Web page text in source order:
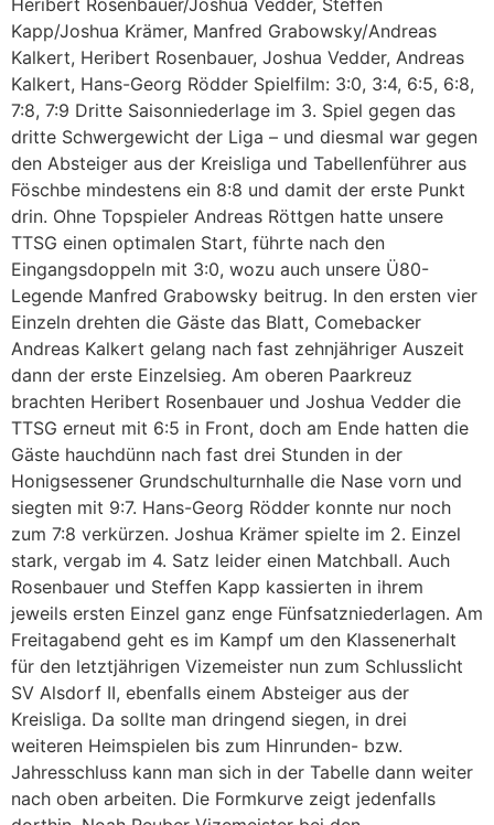
Heribert Rosenbauer/Joshua Vedder, Steffen
Kapp/Joshua Krämer, Manfred Grabowsky/Andreas
Kalkert, Heribert Rosenbauer, Joshua Vedder, Andreas
Kalkert, Hans-Georg Rödder Spielfilm: 3:0, 3:4, 6:5, 6:8,
7:8, 7:9 Dritte Saisonniederlage im 3. Spiel gegen das
dritte Schwergewicht der Liga – und diesmal war gegen
den Absteiger aus der Kreisliga und Tabellenführer aus
Föschbe mindestens ein 8:8 und damit der erste Punkt
drin. Ohne Topspieler Andreas Röttgen hatte unsere
TTSG einen optimalen Start, führte nach den
Eingangsdoppeln mit 3:0, wozu auch unsere Ü80-
Legende Manfred Grabowsky beitrug. In den ersten vier
Einzeln drehten die Gäste das Blatt, Comebacker
Andreas Kalkert gelang nach fast zehnjähriger Auszeit
dann der erste Einzelsieg. Am oberen Paarkreuz
brachten Heribert Rosenbauer und Joshua Vedder die
TTSG erneut mit 6:5 in Front, doch am Ende hatten die
Gäste hauchdünn nach fast drei Stunden in der
Honigsessener Grundschulturnhalle die Nase vorn und
siegten mit 9:7. Hans-Georg Rödder konnte nur noch
zum 7:8 verkürzen. Joshua Krämer spielte im 2. Einzel
stark, vergab im 4. Satz leider einen Matchball. Auch
Rosenbauer und Steffen Kapp kassierten in ihrem
jeweils ersten Einzel ganz enge Fünfsatzniederlagen. Am
Freitagabend geht es im Kampf um den Klassenerhalt
für den letztjährigen Vizemeister nun zum Schlusslicht
SV Alsdorf II, ebenfalls einem Absteiger aus der
Kreisliga. Da sollte man dringend siegen, in drei
weiteren Heimspielen bis zum Hinrunden- bzw.
Jahresschluss kann man sich in der Tabelle dann weiter
nach oben arbeiten. Die Formkurve zeigt jedenfalls